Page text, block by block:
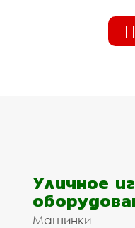
Уличное
Машинки